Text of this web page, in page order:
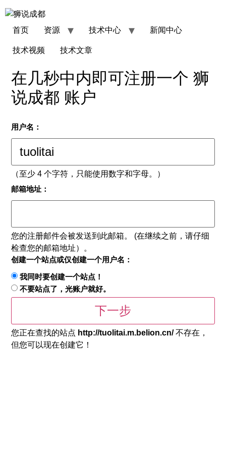
首页 资源 技术中心 新闻中心
技术视频 技术文章
在几秒中内即可注册一个 狮
说成都 账户
用户名：
（至少 4 个字符，只能使用数字和字母。）
邮箱地址：
您的注册邮件会被发送到此邮箱。 (在继续之前，请仔细
检查您的邮箱地址）。
创建一个站点或仅创建一个用户名：
我同时要创建一个站点！
不要站点了，光账户就好。
您正在查找的站点 http://tuolitai.m.belion.cn/不存在，
但您可以现在创建它！